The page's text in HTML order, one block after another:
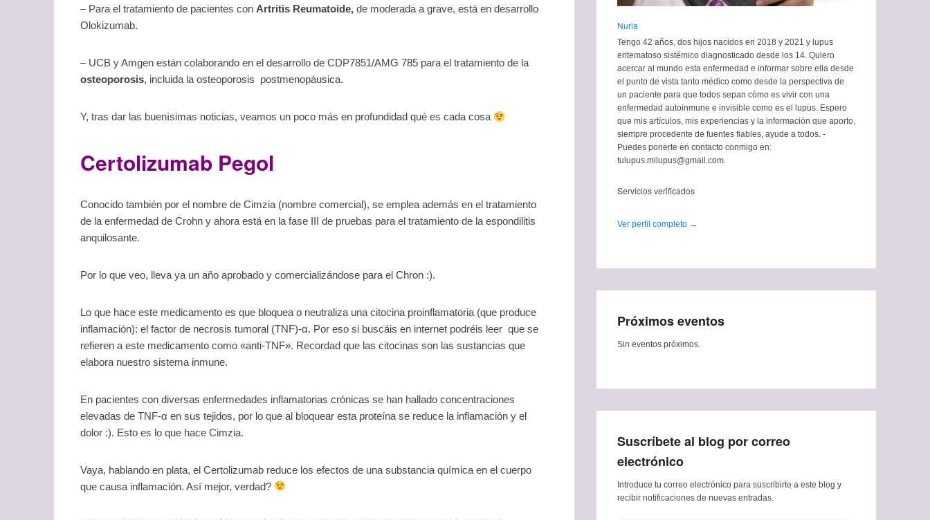
– Para el tratamiento de pacientes con Artritis Reumatoide, de moderada a grave, está en desarrollo
Olokizumab.
– UCB y Amgen están colaborando en el desarrollo de CDP7851/AMG 785 para el tratamiento de la
osteoporosis, incluida la osteoporosis postmenopáusica.
Y, tras dar las buenísimas noticias, veamos un poco más en profundidad qué es cada cosa
Certolizumab Pegol
Conocido también por el nombre de Cimzia (nombre comercial), se emplea además en el tratamiento
de la enfermedad de Crohn y ahora está en la fase III de pruebas para el tratamiento de la espondilitis
anquilosante.
Por lo que veo, lleva ya un año aprobado y comercializándose para el Chron :).
Lo que hace este medicamento es que bloquea o neutraliza una citocina proinflamatoria (que produce
inflamación): el factor de necrosis tumoral (TNF)-α. Por eso si buscáis en internet podréis leer que se
refieren a este medicamento como «anti-TNF». Recordad que las citocinas son las sustancias que
elabora nuestro sistema inmune.
En pacientes con diversas enfermedades inflamatorias crónicas se han hallado concentraciones
elevadas de TNF-α en sus tejidos, por lo que al bloquear esta proteína se reduce la inflamación y el
dolor :). Esto es lo que hace Cimzia.
Vaya, hablando en plata, el Certolizumab reduce los efectos de una substancia química en el cuerpo
que causa inflamación. Así mejor, verdad?
Nuria
Tengo 42 años, dos hijos nacidos en 2018 y 2021 y lupus
eritematoso sistémico diagnosticado desde los 14. Quiero
acercar al mundo esta enfermedad e informar sobre ella desde
el punto de vista tanto médico como desde la perspectiva de
un paciente para que todos sepan cómo es vivir con una
enfermedad autoinmune e invisible como es el lupus. Espero
que mis artículos, mis experiencias y la información que aporto,
siempre procedente de fuentes fiables, ayude a todos. -
Puedes ponerte en contacto conmigo en:
tulupus.milupus@gmail.com.
Servicios verificados
Ver perfil completo →
Próximos eventos
Sin eventos próximos.
Suscríbete al blog por correo
electrónico
Introduce tu correo electrónico para suscribirte a este blog y
recibir notificaciones de nuevas entradas.